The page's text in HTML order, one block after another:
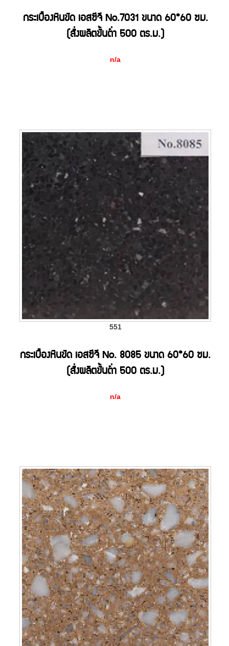
กระเบื้องหินขัด เอสซีจี No.7031 ขนาด 60*60 ซม.
(สั่งผลิตขั้นต่ำ 500 ตร.ม.)
n/a
551
กระเบื้องหินขัด เอสซีจี No. 8085 ขนาด 60*60 ซม.
(สั่งผลิตขั้นต่ำ 500 ตร.ม.)
n/a